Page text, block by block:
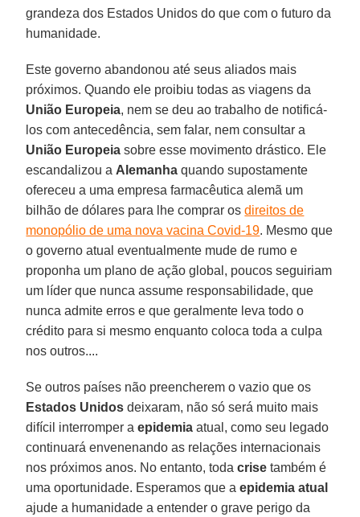
grandeza dos Estados Unidos do que com o futuro da
humanidade.
Este governo abandonou até seus aliados mais
próximos. Quando ele proibiu todas as viagens da
União Europeia, nem se deu ao trabalho de notificá-
los com antecedência, sem falar, nem consultar a
União Europeia sobre esse movimento drástico. Ele
escandalizou a Alemanha quando supostamente
ofereceu a uma empresa farmacêutica alemã um
bilhão de dólares para lhe comprar osdireitos de
monopólio de uma nova vacina Covid-19. Mesmo que
o governo atual eventualmente mude de rumo e
proponha um plano de ação global, poucos seguiriam
um líder que nunca assume responsabilidade, que
nunca admite erros e que geralmente leva todo o
crédito para si mesmo enquanto coloca toda a culpa
nos outros....
Se outros países não preencherem o vazio que os
Estados Unidos deixaram, não só será muito mais
difícil interromper aepidemia atual, como seu legado
continuará envenenando as relações internacionais
nos próximos anos. No entanto, todacrise também é
uma oportunidade. Esperamos que aepidemia atual
ajude a humanidade a entender o grave perigo da